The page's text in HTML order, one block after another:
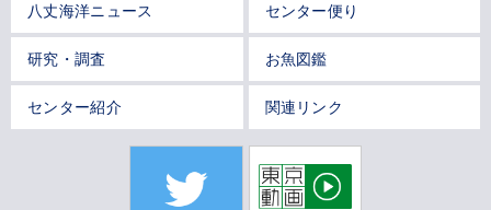
八丈海洋ニュース センター便り
研究・調査 お魚図鑑
センター紹介 関連リンク